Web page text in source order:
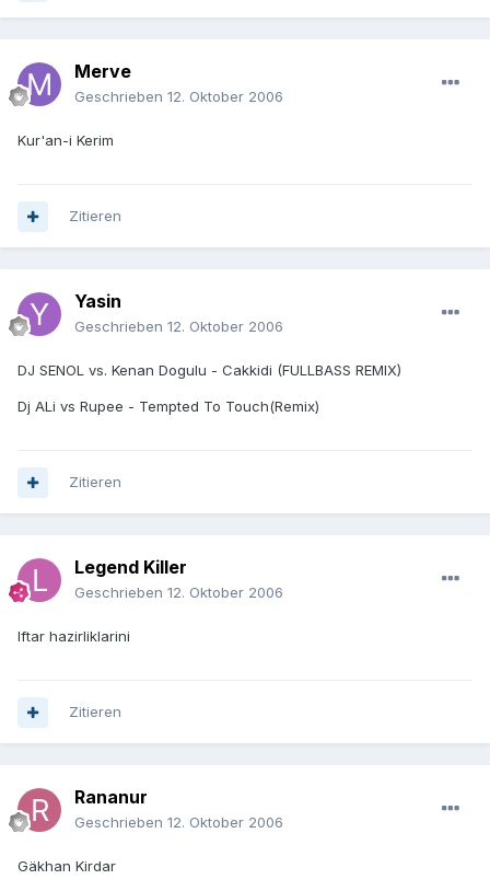
Merve
Geschrieben 12. Oktober 2006
Kur'an-i Kerim
Zitieren
Yasin
Geschrieben 12. Oktober 2006
DJ SENOL vs. Kenan Dogulu - Cakkidi (FULLBASS REMIX)
Dj ALi vs Rupee - Tempted To Touch(Remix)
Zitieren
Legend Killer
Geschrieben 12. Oktober 2006
Iftar hazirliklarini
Zitieren
Rananur
Geschrieben 12. Oktober 2006
Gäkhan Kirdar